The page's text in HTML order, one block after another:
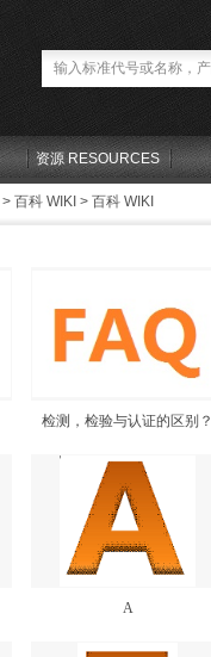
资源 RESOURCES
> 百科 WIKI > 百科 WIKI
检测，检验与认证的区别？
A